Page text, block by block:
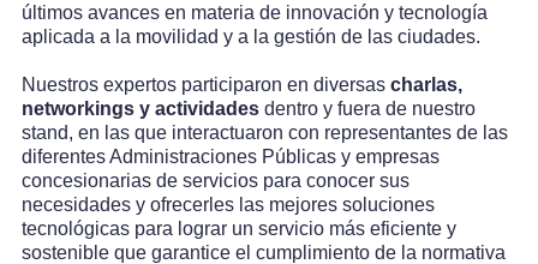
últimos avances en materia de innovación y tecnología
aplicada a la movilidad y a la gestión de las ciudades.
Nuestros expertos participaron en diversas charlas,
networkings y actividades dentro y fuera de nuestro
stand, en las que interactuaron con representantes de las
diferentes Administraciones Públicas y empresas
concesionarias de servicios para conocer sus
necesidades y ofrecerles las mejores soluciones
tecnológicas para lograr un servicio más eficiente y
sostenible que garantice el cumplimiento de la normativa